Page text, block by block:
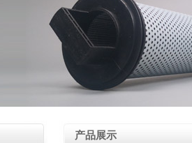
产品展示